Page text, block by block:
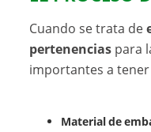
Cuando se trata de
pertenencias para
importantes a
Material de